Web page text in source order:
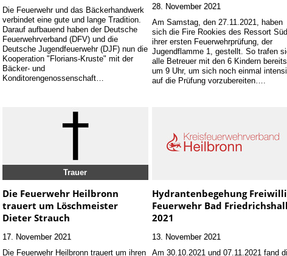
Die Feuerwehr und das Bäckerhandwerk
verbindet eine gute und lange Tradition.
Darauf aufbauend haben der Deutsche
Feuerwehrverband (DFV) und die
Deutsche Jugendfeuerwehr (DJF) nun die
Kooperation "Florians-Kruste" mit der
Bäcker- und
Konditorengenossenschaft…
28. November 2021
Am Samstag, den 27.11.2021, haben
sich die Fire Rookies des Ressort Süd
ihrer ersten Feuerwehrprüfung, der
Jugendflamme 1, gestellt. So trafen
alle Betreuer mit den 6 Kindern bereits
um 9 Uhr, um sich noch einmal
auf die Prüfung vorzubereiten….
Trauer
Die Feuerwehr Heilbronn
trauert um Löschmeister
Dieter Strauch
17. November 2021
Die Feuerwehr Heilbronn trauert um ihren
Hydrantenbegehung
Feuerwehr Bad Friedrichshall
2021
13. November 2021
Am 30.10.2021 und 07.11.2021 fand